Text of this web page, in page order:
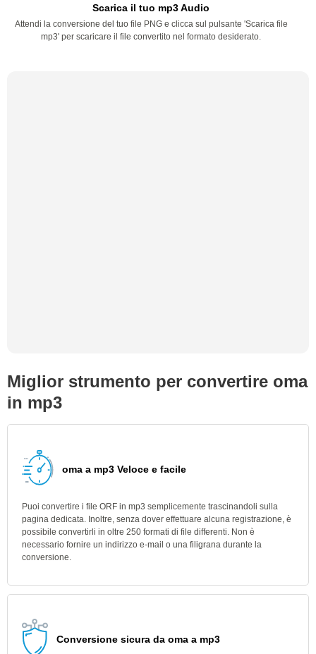
Scarica il tuo mp3 Audio
Attendi la conversione del tuo file PNG e clicca sul pulsante 'Scarica file
mp3' per scaricare il file convertito nel formato desiderato.
Miglior strumento per convertire oma
in mp3
oma a mp3 Veloce e facile
Puoi convertire i file ORF in mp3 semplicemente trascinandoli sulla
pagina dedicata. Inoltre, senza dover effettuare alcuna registrazione, è
possibile convertirli in oltre 250 formati di file differenti. Non è
necessario fornire un indirizzo e-mail o una filigrana durante la
conversione.
Conversione sicura da oma a mp3